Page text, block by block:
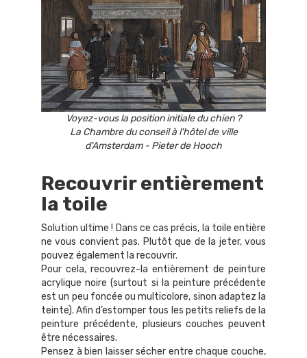
Voyez-vous la position initiale du chien ?
La Chambre du conseil à l'hôtel de ville
d'Amsterdam - Pieter de Hooch
Recouvrir entièrement
la toile
Solution ultime ! Dans ce cas précis, la toile entière
ne vous convient pas. Plutôt que de la jeter, vous
pouvez également la recouvrir.
Pour cela, recouvrez-la entièrement de peinture
acrylique noire (surtout si la peinture précédente
est un peu foncée ou multicolore, sinon adaptez la
teinte). Afin d’estomper tous les petits reliefs de la
peinture précédente, plusieurs couches peuvent
être nécessaires.
Pensez à bien laisser sécher entre chaque couche,